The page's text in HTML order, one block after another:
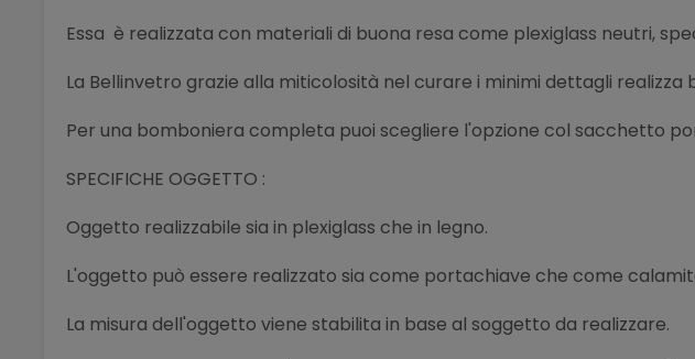
Essa è realizzata con materiali di buona resa come plexiglass neutri,
La Bellinvetro grazie alla miticolosità nel curare i minimi dettagli
Per una bomboniera completa puoi scegliere l'opzione col sacchetto
SPECIFICHE OGGETTO :
Oggetto realizzabile sia in plexiglass che in legno.
L'oggetto può essere realizzato sia come portachiave che come
La misura dell'oggetto viene stabilita in base al soggetto da realizzare.